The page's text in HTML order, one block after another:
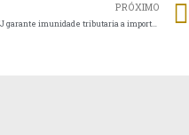
PRÓXIMO
STJ garante imunidade tributaria a importação de entidade do Terceiro Setor